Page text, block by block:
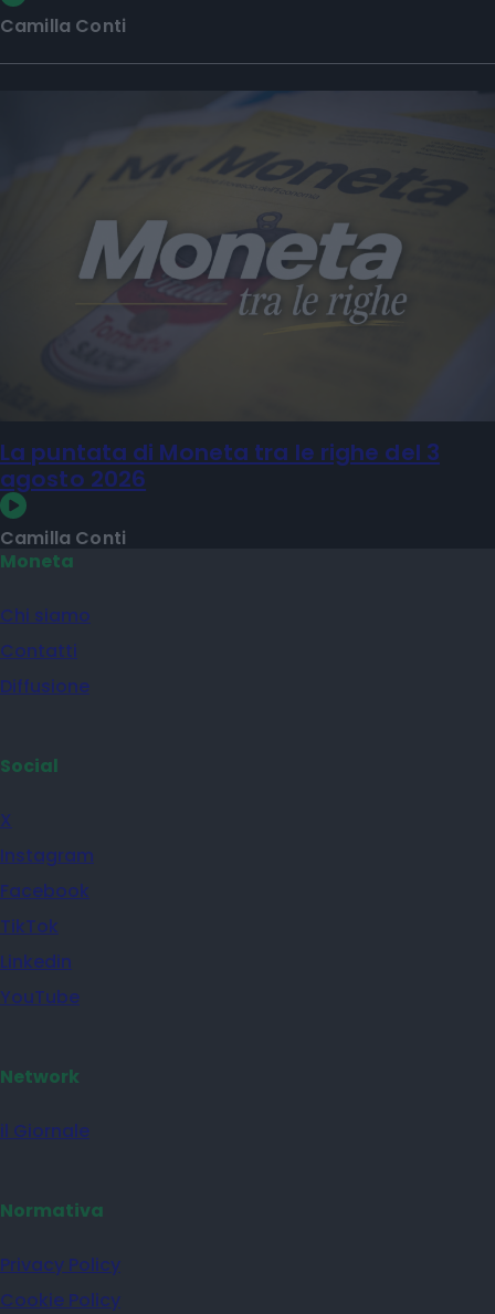
Camilla Conti
La puntata di Moneta tra le righe del 3
agosto 2026
Camilla Conti
Moneta
Chi siamo
Contatti
Diffusione
Social
X
Instagram
Facebook
TikTok
Linkedin
YouTube
Network
il Giornale
Normativa
Privacy Policy
Cookie Policy